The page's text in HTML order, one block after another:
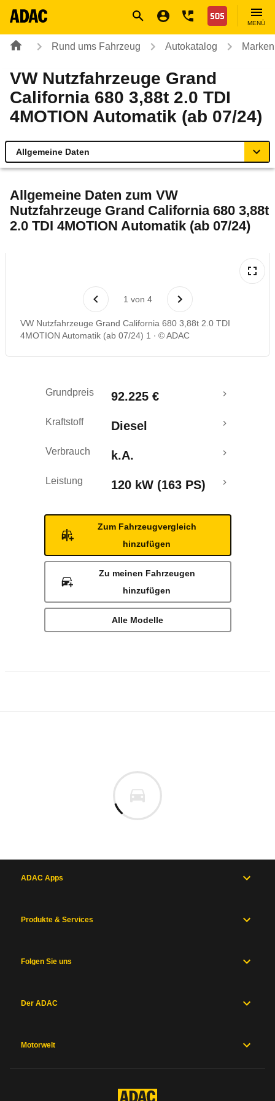
Nothilfe
MENÜ
Rund ums Fahrzeug Autokatalog
VW Nutzfahrzeuge Grand
California 680 3,88t 2.0 TDI
4MOTION Automatik (ab 07/24)
Allgemeine Daten
Technische Daten
Allgemeine Daten zum VW
Nutzfahrzeuge Grand California 680 3,88t
2.0 TDI 4MOTION Automatik (ab 07/24)
1 von 4
VW Nutzfahrzeuge Grand California 680 3,88t 2.0 TDI
4MOTION Automatik (ab 07/24) 1
© ADAC
Grundpreis 92.225 €
Kraftstoff Diesel
Verbrauch k.A.
Leistung 120 kW (163 PS)
Zum Fahrzeugvergleich
hinzufügen
Zu meinen Fahrzeugen
hinzufügen
Alle Modelle
Inhaltsverzeichnis
Allgemein
Antrieb
ADAC Apps
Produkte & Services
Folgen Sie uns
Der ADAC
Motorwelt